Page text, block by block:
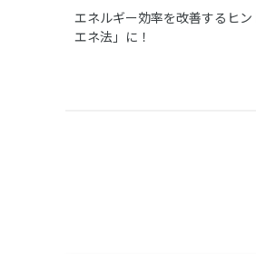
エネルギー効率を改善するヒ
エネ法」に！